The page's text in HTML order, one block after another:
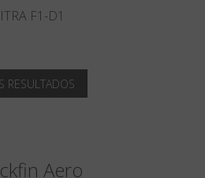
F1-D1
RESULTADOS
Aero